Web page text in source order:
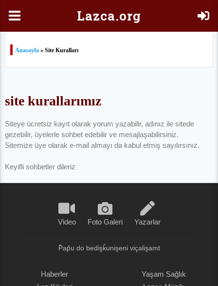
Lazca.org
Anasayfa » Site Kuralları
site kurallarımız
Siteye ücretsiz kayıt olarak yorum yazabilir, adınız ile sitede
gezebilir, üyelerle sohbet edebilir ve mesajlaşabilirsiniz.
Sitemize üye olarak e-mail almayı da kabul etmiş sayılırsınız.
Keyifli sohbetler dileriz
Video Foto Galeri Yazarlar
P̌ap̌u do bedişǩunişeni viçalişamt
Haberler
Yaşam Sağlık